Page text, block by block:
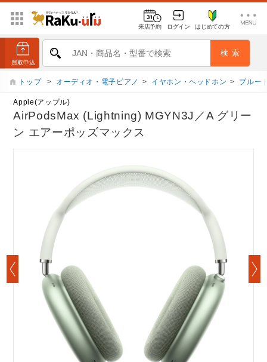
来店予約 ログイン はじめての方
トップ > オーディオ・電子ピアノ > イヤホン・ヘッドホン > ブルー
Apple(アップル)
AirPodsMax (Lightning) MGYN3J／A グリー
ン エアーポッズマックス